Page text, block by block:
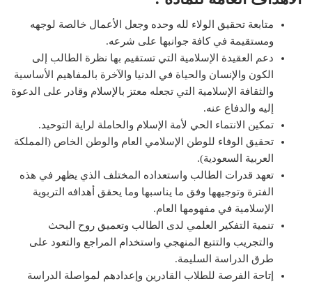
متابعة تحقيق الولاء لله وحده وجعل الأعمال خالصة لوجهه
ومستقيمة في كافة جوانبها على شرعه.
دعم العقيدة الإسلامية التي تستقيم بها نظرة الطالب إلى
الكون والإنسان والحياة في الدنيا والآخرة بالمفاهيم الأساسية
والثقافة الإسلامية التي تجعله معتز بالإسلام وقادر على الدعوة
إليه والدفاع عنه.
تمكين الانتماء الحي لأمة الإسلام والحاملة لراية التوحيد.
تحقيق الوفاء للوطن الإسلامي العام والوطن الخاص (المملكة
العربية السعودية).
تعهد قدرات الطالب واستعداده المختلف الذي يظهر في هذه
الفترة وتوجيهها وفق ما يناسبها وما يحقق أهدافه التربوية
الإسلامية في مفهومها العام.
تنمية التفكير العلمي لدى الطالب وتعميق روح البحث
والتجريب والتتبع المنهجي واستخدام المراجع والتعود على
طرق الدراسة السليمة.
إتاحة الفرصة للطلاب القادرين وإعدادهم لمواصلة الدراسة